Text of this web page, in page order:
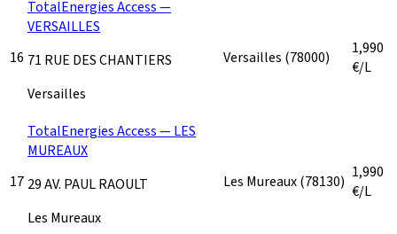
16
TotalEnergies Access —
VERSAILLES
71 RUE DES CHANTIERS
Versailles
Versailles (78000)
1,990
€/L
17
TotalEnergies Access — LES
MUREAUX
29 AV. PAUL RAOULT
Les Mureaux
Les Mureaux(78130) 1,990
€/L